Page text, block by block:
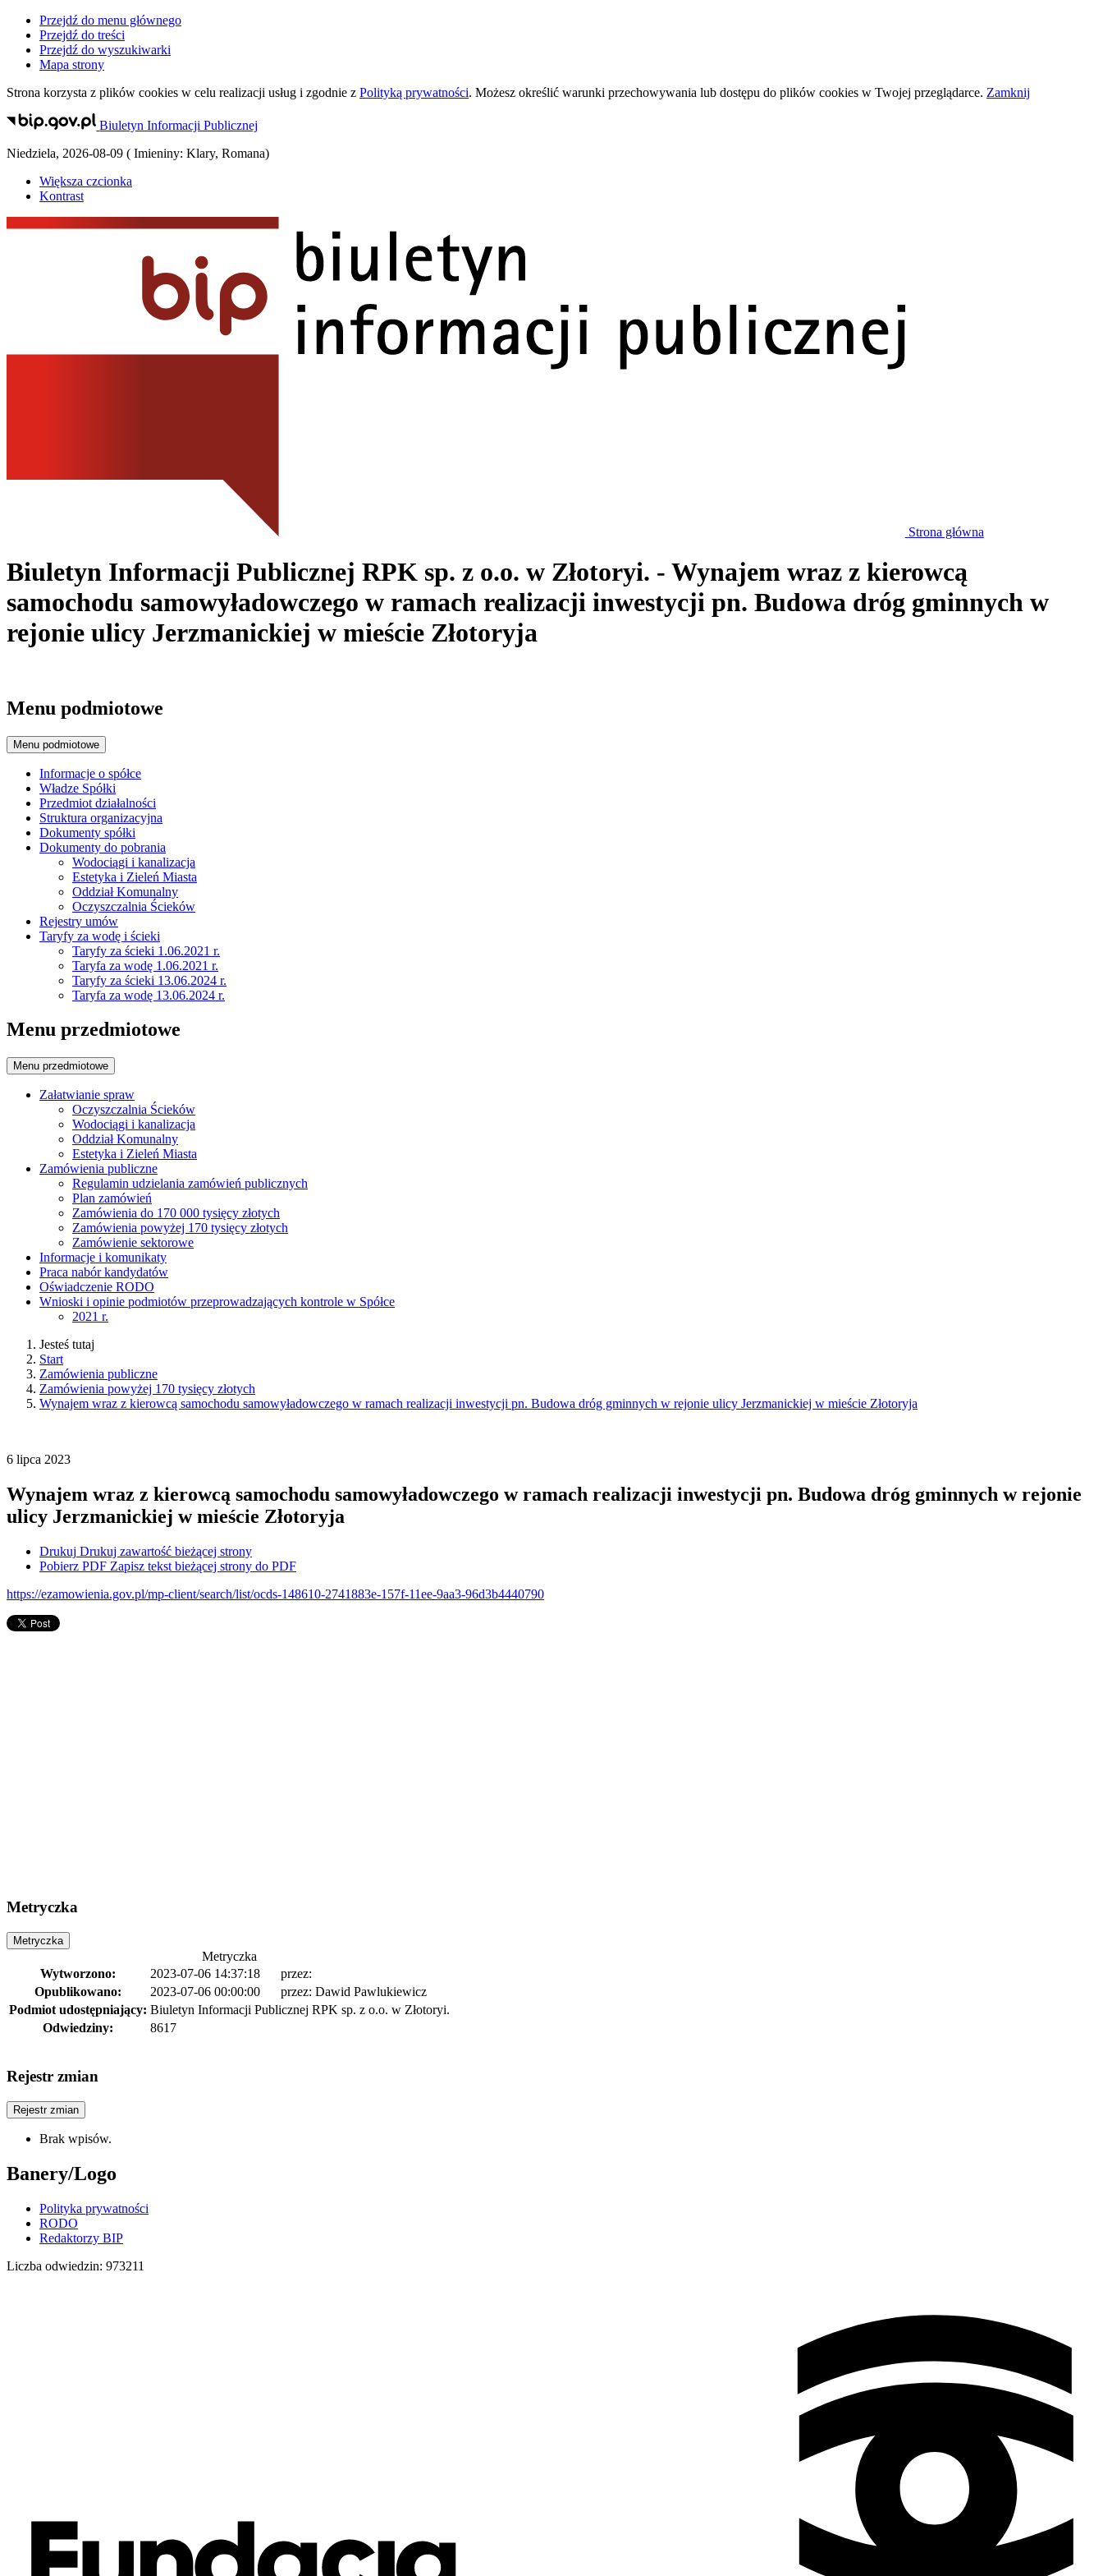
Przejdź do menu głównego
Przejdź do treści
Przejdź do wyszukiwarki
Mapa strony
Strona korzysta z plików cookies w celu realizacji usług i zgodnie z Polityką prywatności. Możesz określić warunki przechowywania lub dostępu do plików cookies w Twojej przeglądarce. Zamknij
Biuletyn Informacji Publicznej
Niedziela, 2026-08-09 ( Imieniny: Klary, Romana)
Większa czcionka
Kontrast
Strona główna
Biuletyn Informacji Publicznej RPK sp. z o.o. w Złotoryi. - Wynajem wraz z kierowcą
samochodu samowyładowczego w ramach realizacji inwestycji pn. Budowa dróg gminnych w
rejonie ulicy Jerzmanickiej w mieście Złotoryja
Menu podmiotowe
Menu podmiotowe
Informacje o spółce
Władze Spółki
Przedmiot działalności
Struktura organizacyjna
Dokumenty spółki
Dokumenty do pobrania
Wodociągi i kanalizacja
Estetyka i Zieleń Miasta
Oddział Komunalny
Oczyszczalnia Ścieków
Rejestry umów
Taryfy za wodę i ścieki
Taryfy za ścieki 1.06.2021 r.
Taryfa za wodę 1.06.2021 r.
Taryfy za ścieki 13.06.2024 r.
Taryfa za wodę 13.06.2024 r.
Menu przedmiotowe
Menu przedmiotowe
Załatwianie spraw
Oczyszczalnia Ścieków
Wodociągi i kanalizacja
Oddział Komunalny
Estetyka i Zieleń Miasta
Zamówienia publiczne
Regulamin udzielania zamówień publicznych
Plan zamówień
Zamówienia do 170 000 tysięcy złotych
Zamówienia powyżej 170 tysięcy złotych
Zamówienie sektorowe
Informacje i komunikaty
Praca nabór kandydatów
Oświadczenie RODO
Wnioski i opinie podmiotów przeprowadzających kontrole w Spółce
2021 r.
Jesteś tutaj
Start
Zamówienia publiczne
Zamówienia powyżej 170 tysięcy złotych
Wynajem wraz z kierowcą samochodu samowyładowczego w ramach realizacji inwestycji pn. Budowa dróg gminnych w rejonie ulicy Jerzmanickiej w mieście Złotoryja
6 lipca 2023
Wynajem wraz z kierowcą samochodu samowyładowczego w ramach realizacji inwestycji pn. Budowa dróg gminnych w rejonie
ulicy Jerzmanickiej w mieście Złotoryja
Drukuj Drukuj zawartość bieżącej strony
Pobierz PDF Zapisz tekst bieżącej strony do PDF
https://ezamowienia.gov.pl/mp-client/search/list/ocds-148610-2741883e-157f-11ee-9aa3-96d3b4440790
Metryczka
Metryczka
Metryczka
Wytworzono:
2023-07-06 14:37:18
przez:
Opublikowano:
2023-07-06 00:00:00 przez: Dawid Pawlukiewicz
Podmiot udostępniający: Biuletyn Informacji Publicznej RPK sp. z o.o. w Złotoryi.
Odwiedziny:
8617
Rejestr zmian
Rejestr zmian
Brak wpisów.
Banery/Logo
Polityka prywatności
RODO
Redaktorzy BIP
Liczba odwiedzin: 973211